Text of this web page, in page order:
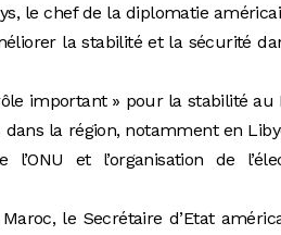
le chef de la diplomatie
la stabilité et la sécurité
important » pour la stabilité au
la région, notamment en
et l’organisation de
le Secrétaire d’Etat